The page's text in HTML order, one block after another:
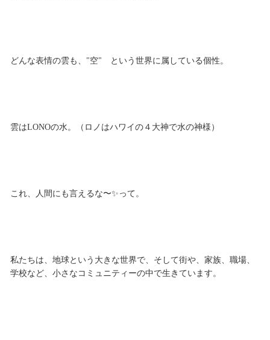
どんな表情の雲も、"空" という世界に属している個性。
雲はLONOの水。（ロノはハワイの４大神で水の神様）
これ、人間にも言えるな〜✨って。
私たちは、地球という大きな世界で、そして街や、家族、職場、
学校など、小さなコミュニティーの中で生きています。